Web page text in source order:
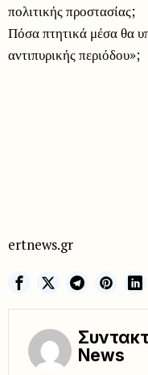
πολιτικής προστασίας;
Πόσα πτητικά μέσα θα
αντιπυρικής περιόδου»;
ertnews.gr
News